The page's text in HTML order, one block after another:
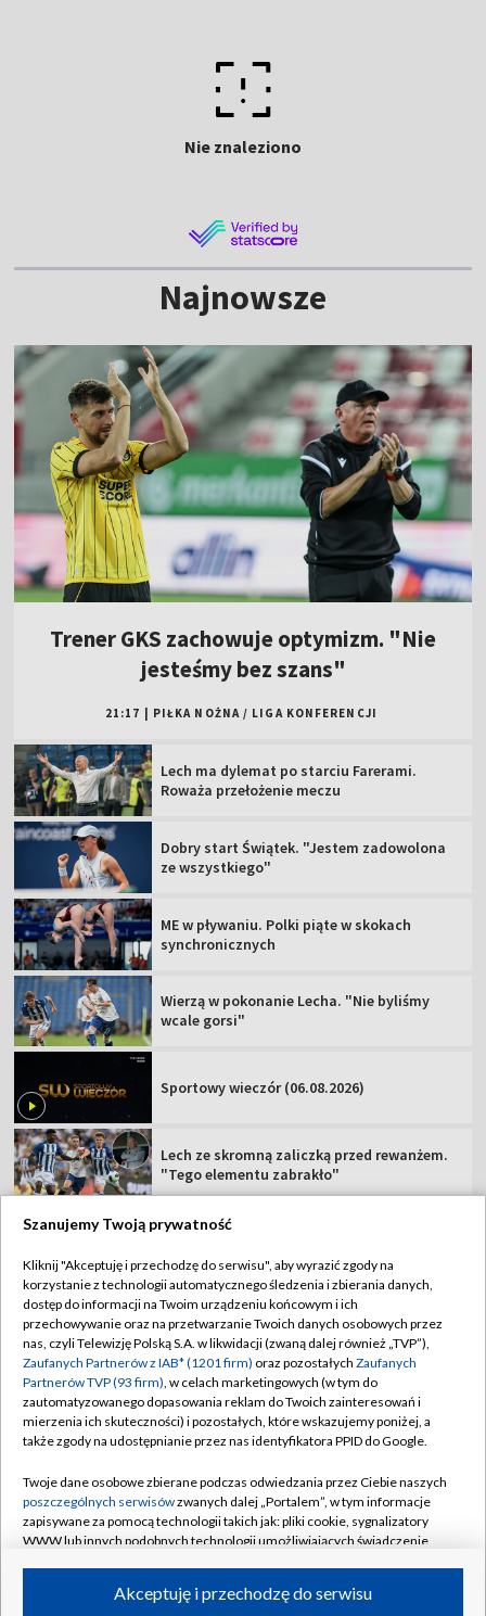
Nie znaleziono
Najnowsze
Trener GKS zachowuje optymizm. "Nie
jesteśmy bez szans"
21:17 PIŁKA NOŻNA / LIGA KONFERENCJI
Lech ma dylemat po starciu Farerami.
Roważa przełożenie meczu
Dobry start Świątek. "Jestem zadowolona
ze wszystkiego"
ME w pływaniu. Polki piąte w skokach
synchronicznych
Wierzą w pokonanie Lecha. "Nie byliśmy
wcale gorsi"
Sportowy wieczór (06.08.2026)
Lech ze skromną zaliczką przed rewanżem.
"Tego elementu zabrakło"
TVP
Abonament TVP
Sklep TVP
Biuro Reklamy
Oferta Handlowa
Emisja w TVP
Rada Programowa
Ogłoszenia przetargowe
Akademia Telewizyjna
Regulamin TVP
Polityka prywatności
Moje zgody
Biuro reklamy
Kanały
©2026 Telewizja Polska Spółka Akcyjna w likwidacji
Szanujemy Twoją prywatność
Kliknij "Akceptuję i przechodzę do serwisu", aby wyrazić zgody na
korzystanie z technologii automatycznego śledzenia i zbierania danych,
dostęp do informacji na Twoim urządzeniu końcowym i ich
przechowywanie oraz na przetwarzanie Twoich danych osobowych przez
nas, czyli Telewizję Polską S.A. w likwidacji (zwaną dalej również „TVP”),
Zaufanych Partnerów z IAB* (1201 firm) oraz pozostałych Zaufanych
Partnerów TVP (93 firm), w celach marketingowych (w tym do
zautomatyzowanego dopasowania reklam do Twoich zainteresowań i
mierzenia ich skuteczności) i pozostałych, które wskazujemy poniżej, a
także zgody na udostępnianie przez nas identyfikatora PPID do Google.
Twoje dane osobowe zbierane podczas odwiedzania przez Ciebie naszych
poszczególnych serwisówzwanych dalej „Portalem”, w tym informacje
zapisywane za pomocą technologii takich jak: pliki cookie, sygnalizatory
WWW lub innych podobnych technologii umożliwiających świadczenie
ruchu w Internecie.Akceptuję i przechodzę do serwisu